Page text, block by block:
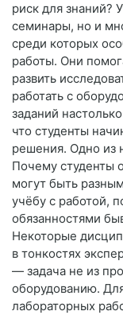
риск для знаний?
семинары, но и
среди которых
работы. Они
развить
работать с
заданий
что студенты
решения. Одно из
Почему студенты
могут быть
учёбу с работой,
обязанностями
Некоторые
в тонкостях
— задача не из
оборудованию.
лабораторных